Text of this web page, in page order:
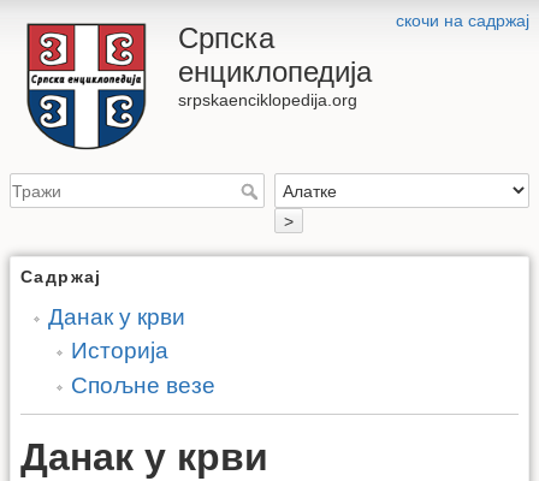
скочи на садржај
Српска
енциклопедија
srpskaenciklopedija.org
>
Садржај
Данак у крви
Историја
Спољне везе
Данак у крви